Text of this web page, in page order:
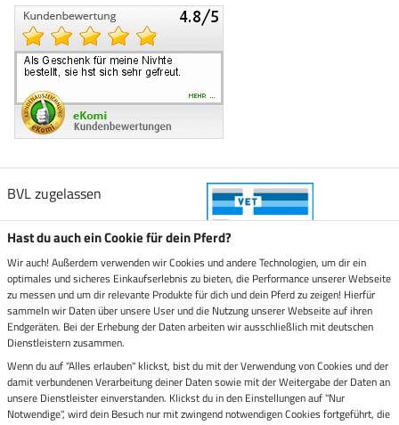
BVL zugelassen
Zustellung durch
Sicher bezahlen mit
Rechnung Vorkasse
Hast du auch ein Cookie für dein Pferd?
Wir auch! Außerdem verwenden wir Cookies und andere Technologien, um dir ein
optimales und sicheres Einkaufserlebnis zu bieten, die Performance unserer Webseite
zu messen und um dir relevante Produkte für dich und dein Pferd zu zeigen! Hierfür
sammeln wir Daten über unsere User und die Nutzung unserer Webseite auf ihren
Endgeräten. Bei der Erhebung der Daten arbeiten wir ausschließlich mit deutschen
Dienstleistern zusammen.
Wenn du auf "Alles erlauben" klickst, bist du mit der Verwendung von Cookies und der
damit verbundenen Verarbeitung deiner Daten sowie mit der Weitergabe der Daten an
unsere Dienstleister einverstanden. Klickst du in den Einstellungen auf "Nur
Notwendige", wird dein Besuch nur mit zwingend notwendigen Cookies fortgeführt, die